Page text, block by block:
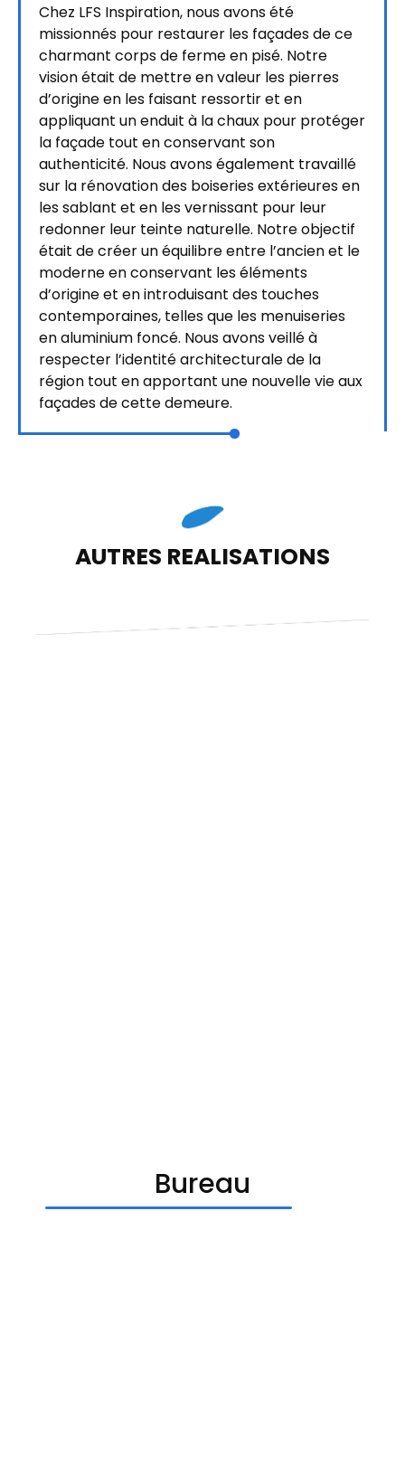
Chez LFS Inspiration, nous avons été
missionnés pour restaurer les façades de ce
charmant corps de ferme en pisé. Notre
vision était de mettre en valeur les pierres
d’origine en les faisant ressortir et en
appliquant un enduit à la chaux pour protéger
la façade tout en conservant son
authenticité. Nous avons également travaillé
sur la rénovation des boiseries extérieures en
les sablant et en les vernissant pour leur
redonner leur teinte naturelle. Notre objectif
était de créer un équilibre entre l’ancien et le
moderne en conservant les éléments
d’origine et en introduisant des touches
contemporaines, telles que les menuiseries
en aluminium foncé. Nous avons veillé à
respecter l’identité architecturale de la
région tout en apportant une nouvelle vie aux
façades de cette demeure.
AUTRES REALISATIONS
Bureau